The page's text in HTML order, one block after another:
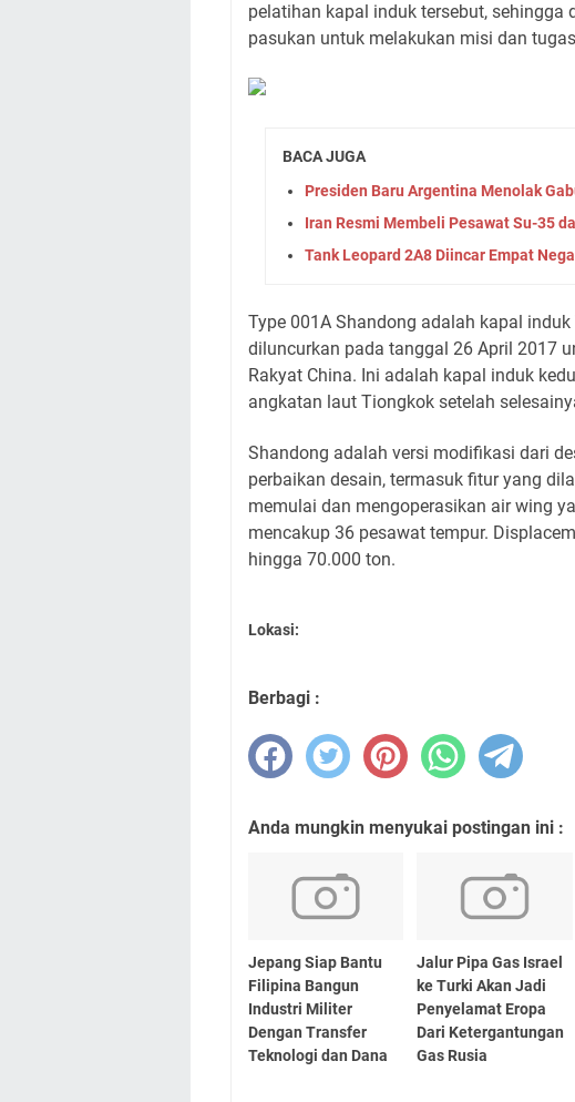
pelatihan kapal induk tersebut,
pasukan untuk melakukan misi dan
BACA JUGA
Presiden Baru Argentina Menolak
Iran Resmi Membeli Pesawat Su-35
Tank Leopard 2A8 Diincar Empat
Type 001A Shandong adalah kapal
diluncurkan pada tanggal 26 April 2017
Rakyat China. Ini adalah kapal induk
angkatan laut Tiongkok setelah
Shandong adalah versi modifikasi dari
perbaikan desain, termasuk fitur yang
memulai dan mengoperasikan air wing
mencakup 36 pesawat tempur.
hingga 70.000 ton.
Lokasi:
Berbagi :
Anda mungkin menyukai postingan ini :
Jepang Siap Bantu
Filipina Bangun
Industri Militer
Dengan Transfer
Teknologi dan Dana
Jalur Pipa Gas Israel
ke Turki Akan Jadi
Penyelamat Eropa
Dari Ketergantungan
Gas Rusia